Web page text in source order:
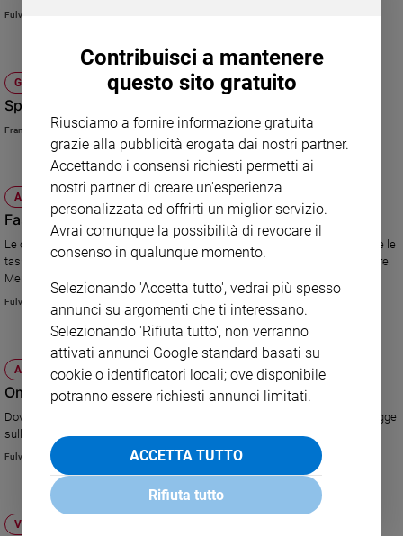
Fulvio Scaglione
GOVERNO LETTA
Spingendo le riforme più in là
Francesco Anfossi
ATTUALITÀ
Fassina, le tasse e la "necessità"
Le curiose dichiarazioni del ministro Fassina sulla "necessità" di evadere le
tasse. Ma chi ha davvero "necessità", come i redditi fissi, non può evadere.
Mentre gli altri...
Fulvio Scaglione
ATTUALITÀ
Omofobia: sulla legge Pd compatto
Dove sono finiti i cattolici del Pd? Nel momento di discutere l'assurda legge
sull'omofobia sono spariti, salvo qualche eccezione.
Fulvio Scaglione
VALORI
Contribuisci a mantenere
questo sito gratuito
Riusciamo a fornire informazione gratuita
grazie alla pubblicità erogata dai nostri partner.
Accettando i consensi richiesti permetti ai
nostri partner di creare un'esperienza
personalizzata ed offrirti un miglior servizio.
Avrai comunque la possibilità di revocare il
consenso in qualunque momento.
Selezionando 'Accetta tutto', vedrai più spesso
annunci su argomenti che ti interessano.
Selezionando 'Rifiuta tutto', non verranno
attivati annunci Google standard basati su
cookie o identificatori locali; ove disponibile
potranno essere richiesti annunci limitati.
ACCETTA TUTTO
Rifiuta tutto